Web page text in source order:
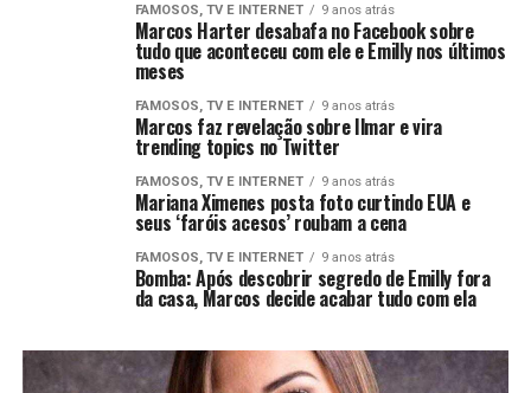
FAMOSOS, TV E INTERNET 9 anos atrás
Marcos Harter desabafa no Facebook sobre
tudo que aconteceu com ele e Emilly nos últimos
meses
FAMOSOS, TV E INTERNET 9 anos atrás
Marcos faz revelação sobre Ilmar e vira
trending topics no Twitter
FAMOSOS, TV E INTERNET 9 anos atrás
Mariana Ximenes posta foto curtindo EUA e
seus ‘faróis acesos’ roubam a cena
FAMOSOS, TV E INTERNET 9 anos atrás
Bomba: Após descobrir segredo de Emilly fora
da casa, Marcos decide acabar tudo com ela